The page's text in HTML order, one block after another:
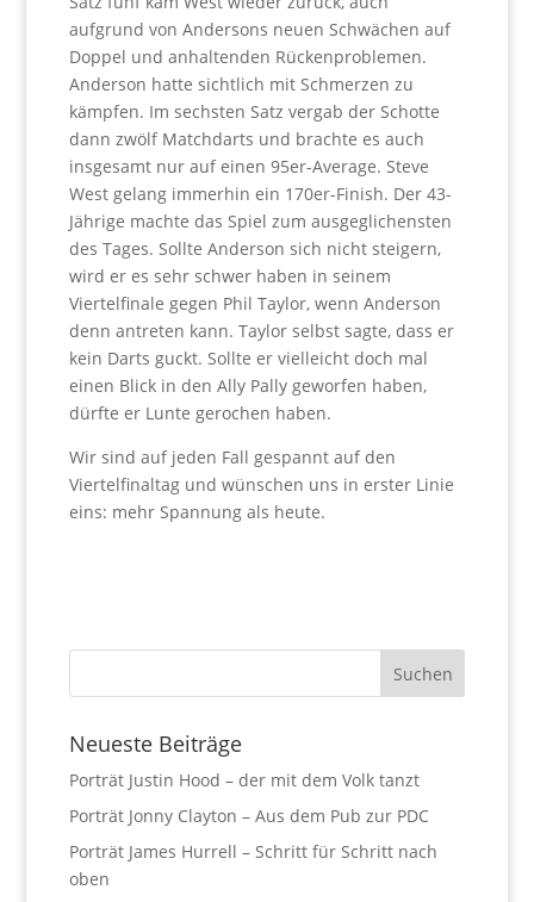
aufgrund von Andersons neuen Schwächen auf
Doppel und anhaltenden Rückenproblemen.
Anderson hatte sichtlich mit Schmerzen zu
kämpfen. Im sechsten Satz vergab der Schotte
dann zwölf Matchdarts und brachte es auch
insgesamt nur auf einen 95er-Average. Steve
West gelang immerhin ein 170er-Finish. Der 43-
Jährige machte das Spiel zum ausgeglichensten
des Tages. Sollte Anderson sich nicht steigern,
wird er es sehr schwer haben in seinem
Viertelfinale gegen Phil Taylor, wenn Anderson
denn antreten kann. Taylor selbst sagte, dass er
kein Darts guckt. Sollte er vielleicht doch mal
einen Blick in den Ally Pally geworfen haben,
dürfte er Lunte gerochen haben.
Wir sind auf jeden Fall gespannt auf den
Viertelfinaltag und wünschen uns in erster Linie
eins: mehr Spannung als heute.
Neueste Beiträge
Porträt Justin Hood – der mit dem Volk tanzt
Porträt Jonny Clayton – Aus dem Pub zur PDC
Porträt James Hurrell – Schritt für Schritt nach
oben